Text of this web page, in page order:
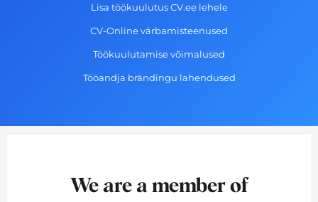
Lisa töökuulutus CV.ee lehele
CV-Online värbamisteenused
Töökuulutamise võimalused
Tööandja brändingu lahendused
We are a member of